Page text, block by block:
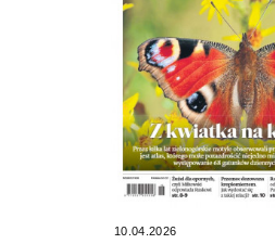
10.04.2026